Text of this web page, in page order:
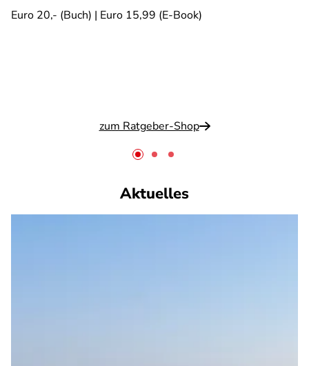
Euro 20,- (Buch) | Euro 15,99 (E-Book)
zum Ratgeber-Shop
Aktuelles